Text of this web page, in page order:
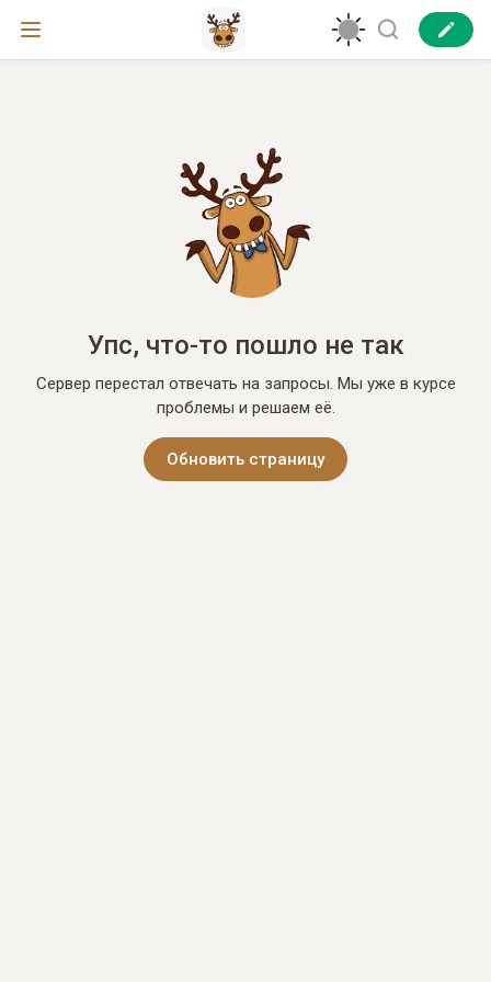
Упс, что-то пошло не так
Сервер перестал отвечать на запросы. Мы уже в курсе
проблемы и решаем её.
Обновить страницу